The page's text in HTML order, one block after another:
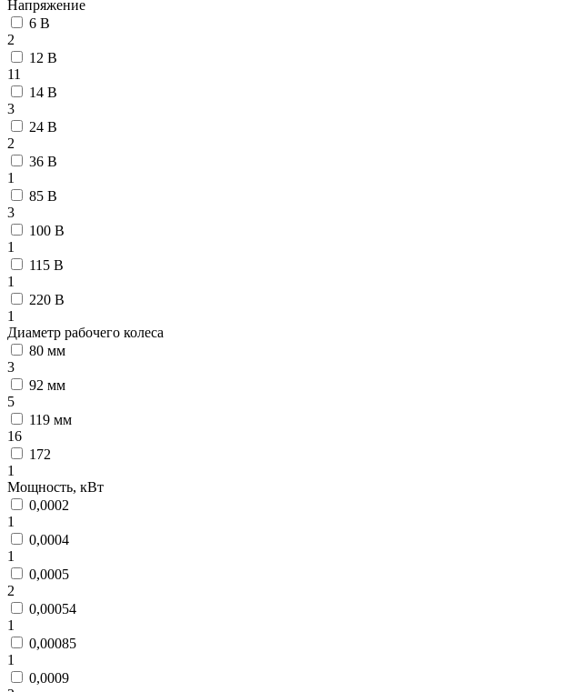
Напряжение
6 В
2
12 В
11
14 В
3
24 В
2
36 В
1
85 В
3
100 В
1
115 В
1
220 В
1
Диаметр рабочего колеса
80 мм
3
92 мм
5
119 мм
16
172
1
Мощность, кВт
0,0002
1
0,0004
1
0,0005
2
0,00054
1
0,00085
1
0,0009